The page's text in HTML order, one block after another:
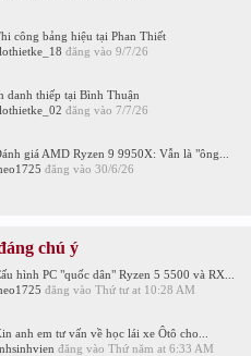
công bảng hiệu tại Phan Thiết
đăng vào 9/7/26
danh thiếp tại Bình Thuận
đăng vào 7/7/26
giá AMD Ryzen 9 9950X: Vẫn là "ông...
đăng vào 30/6/26
chú ý
hình PC "quốc dân" Ryzen 5 5500 và RX...
đăng vào Thứ tư at 10:28 AM
anh em tư vấn về học lái xe Ôtô cho...
đăng vào Thứ năm at 6:33 AM